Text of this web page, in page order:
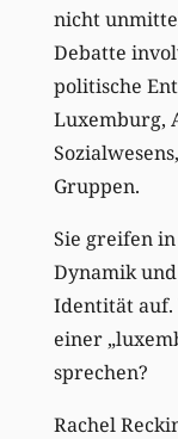
nicht
Debatte
politische
Luxemburg,
Gruppen.
Sie greifen
Dynamik
Identität auf.
einer
sprechen?
Rachel